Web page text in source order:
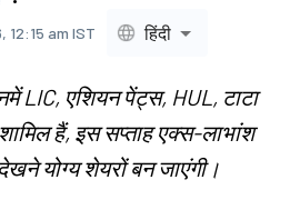
12:15 am IST हिंदी
LIC, एशियन पेंट्स, HUL, टाटा
हैं, इस सप्ताह एक्स-लाभांश
योग्य शेयरों बन जाएंगी।